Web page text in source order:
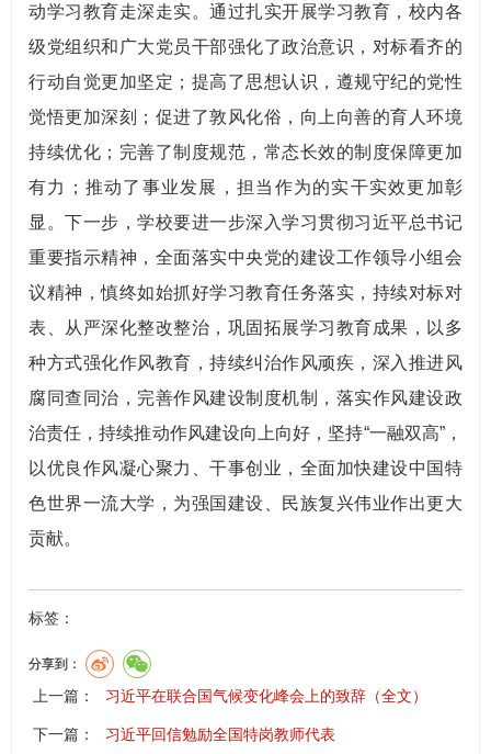
动学习教育走深走实。通过扎实开展学习教育，校内各
级党组织和广大党员干部强化了政治意识，对标看齐的
行动自觉更加坚定；提高了思想认识，遵规守纪的党性
觉悟更加深刻；促进了敦风化俗，向上向善的育人环境
持续优化；完善了制度规范，常态长效的制度保障更加
有力；推动了事业发展，担当作为的实干实效更加彰
显。下一步，学校要进一步深入学习贯彻习近平总书记
重要指示精神，全面落实中央党的建设工作领导小组会
议精神，慎终如始抓好学习教育任务落实，持续对标对
表、从严深化整改整治，巩固拓展学习教育成果，以多
种方式强化作风教育，持续纠治作风顽疾，深入推进风
腐同查同治，完善作风建设制度机制，落实作风建设政
治责任，持续推动作风建设向上向好，坚持“一融双高”，
以优良作风凝心聚力、干事创业，全面加快建设中国特
色世界一流大学，为强国建设、民族复兴伟业作出更大
贡献。
标签：
分享到：
上一篇： 习近平在联合国气候变化峰会上的致辞（全文）
下一篇： 习近平回信勉励全国特岗教师代表